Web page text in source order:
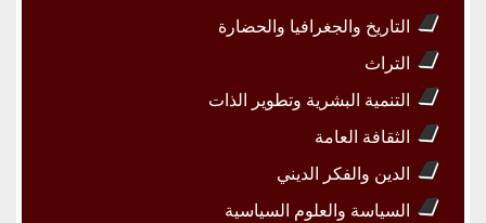
التاريخ والجغرافيا والحضارة
التراث
التنمية البشرية وتطوير الذات
الثقافة العامة
الدين والفكر الديني
السياسة والعلوم السياسية